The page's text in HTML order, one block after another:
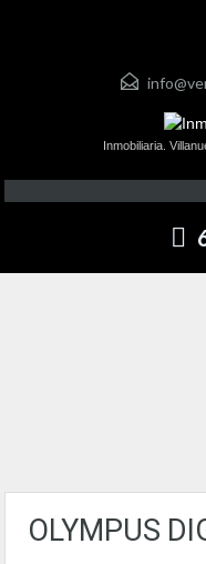
Inmobiliaria.
OLYMPUS